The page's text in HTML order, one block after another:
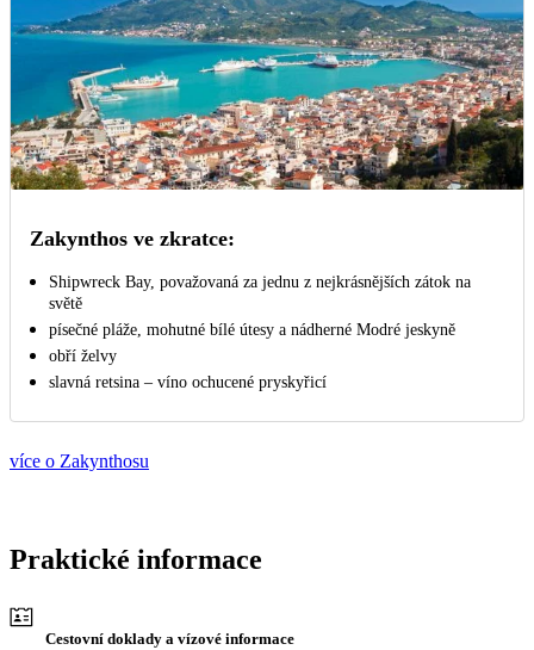
Zakynthos ve zkratce:
Shipwreck Bay, považovaná za jednu z nejkrásnějších zátok na
světě
písečné pláže, mohutné bílé útesy a nádherné Modré jeskyně
obří želvy
slavná retsina – víno ochucené pryskyřicí
více o Zakynthosu
Praktické informace
Cestovní doklady a vízové informace